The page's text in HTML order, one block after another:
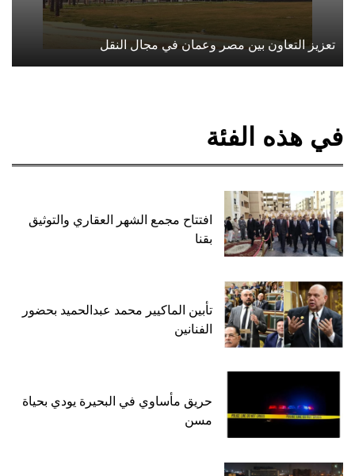
تعزيز التعاون بين مصر وعمان في مجال النقل
في هذه الفئة
افتتاح مجمع الشهر العقاري والتوثيق
بقنا
تأبين الماكيير محمد عبدالحميد بحضور
الفنانين
حريق مأساوي في البحيرة يودي بحياة
مسن